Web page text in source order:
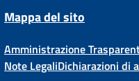
Mappa del sito
Amministrazione
Note LegaliDichiarazioni di